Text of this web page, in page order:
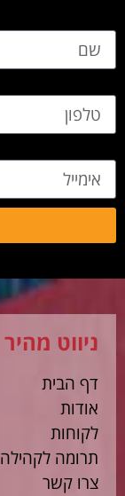
ניווט מהיר
דף הבית
אודות
לקוחות
תרומה לקהילה
צרו קשר